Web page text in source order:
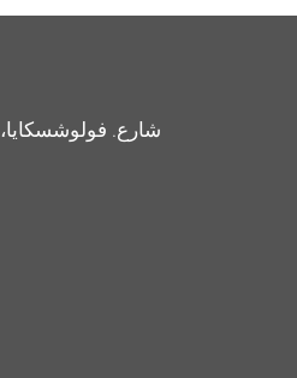
شارع. فولوشسكايا، 2، مكتب 1، كييف، 04070